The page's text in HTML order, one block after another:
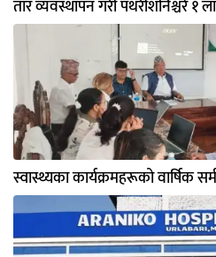
तार व्यवस्थापन गरी पथरीशनिश्चरे १
स्वास्थ्यका कार्यक्रमहरूको वार्षिक